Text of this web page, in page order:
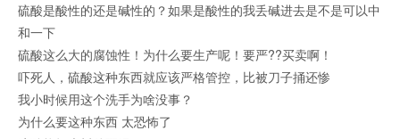
硫酸是酸性的还是碱性的？如果是酸性的我丢碱进去是不是可以中
和一下
硫酸这么大的腐蚀性！为什么要生产呢！要严??买卖啊！
吓死人，硫酸这种东西就应该严格管控，比被刀子捅还惨
我小时候用这个洗手为啥没事？
为什么要这种东西 太恐怖了